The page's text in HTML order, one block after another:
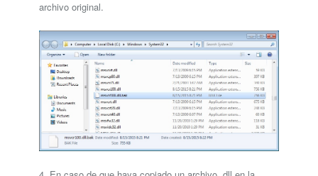
archivo original.